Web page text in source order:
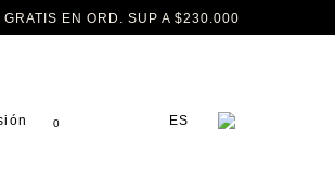
GRATIS EN ORD. SUP A $230.000
ES
0